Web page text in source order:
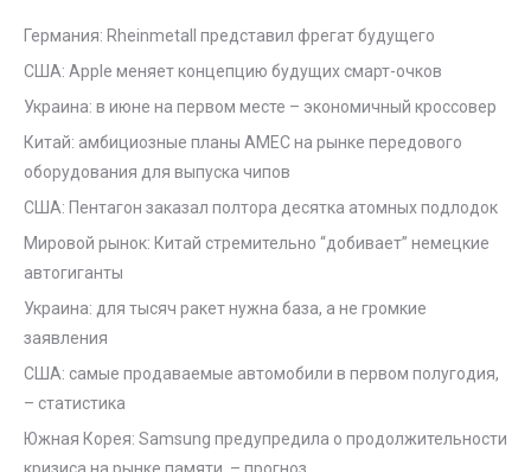
Германия: Rheinmetall представил фрегат будущего
США: Apple меняет концепцию будущих смарт-очков
Украина: в июне на первом месте – экономичный кроссовер
Китай: амбициозные планы AMEC на рынке передового
оборудования для выпуска чипов
США: Пентагон заказал полтора десятка атомных подлодок
Мировой рынок: Китай стремительно “добивает” немецкие
автогиганты
Украина: для тысяч ракет нужна база, а не громкие
заявления
США: самые продаваемые автомобили в первом полугодия,
– статистика
Южная Корея: Samsung предупредила о продолжительности